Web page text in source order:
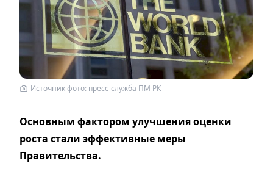
Источник фото: пресс-служба ПМ РК
Основным фактором улучшения оценки
роста стали эффективные меры
Правительства.